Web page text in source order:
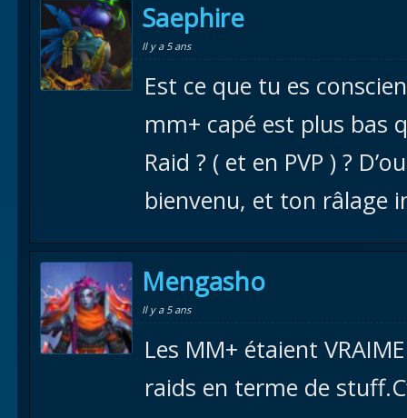
Saephire
Il y a 5 ans
Est ce que tu es
mm+ capé est plus bas
Raid ? ( et en PVP ) ?
bienvenu, et ton râlage
Mengasho
Il y a 5 ans
Les MM+ étaient
raids en terme de